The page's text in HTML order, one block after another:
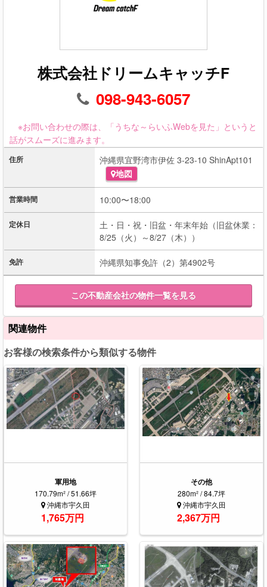
株式会社ドリームキャッチF
098-943-6057
※お問い合わせの際は、「うちな～らいふWebを見た」というと
話がスムーズに進みます。
住所
沖縄県宜野湾市伊佐 3-23-10 ShinApt101
地図
営業時間 10:00〜18:00
定休日
土・日・祝・旧盆・年末年始（旧盆休業：
8/25（火）～8/27（木））
免許 沖縄県知事免許（2）第4902号
この不動産会社の物件一覧を見る
関連物件
お客様の検索条件から類似する物件
軍用地
170.79m² / 51.66坪
沖縄市宇久田
1,765万円
その他
280m² / 84.7坪
沖縄市宇久田
2,367万円